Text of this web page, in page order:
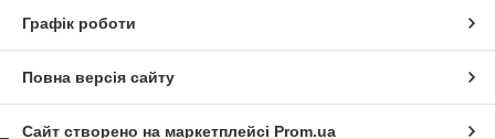
Графік роботи
Повна версія сайту
Сайт створено на маркетплейсі Prom.ua